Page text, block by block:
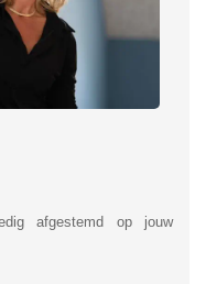
afgestemd op jouw